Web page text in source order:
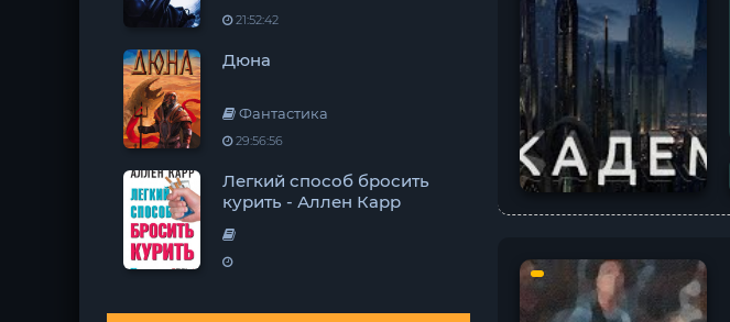
21:52:42
Дюна
Фантастика
29:56:56
Легкий способ бросить
курить - Аллен Карр